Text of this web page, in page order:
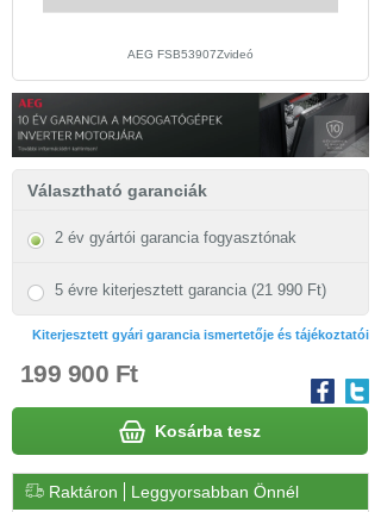
AEG FSB53907Zvideó
Választható garanciák
2 év gyártói garancia fogyasztónak
5 évre kiterjesztett garancia (21 990 Ft)
Kiterjesztett gyári garancia ismertetője és tájékoztatói
199 900 Ft
Kosárba tesz
Raktáron Leggyorsabban Önnél